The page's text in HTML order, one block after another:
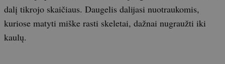
dalį tikrojo skaičiaus. Daugelis dalijasi nuotraukomis,
kuriose matyti miške rasti skeletai, dažnai nugraužti iki
kaulų.